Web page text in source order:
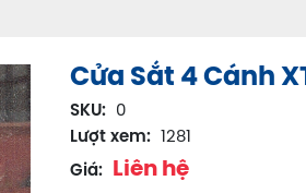
Cửa Sắt 4 Cánh
SKU:
0
Lượt xem:
1281
Giá:
Liên hệ